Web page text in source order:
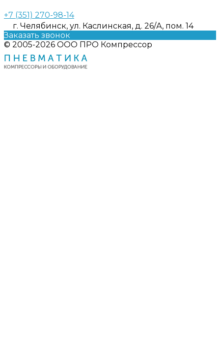
+7 (351) 270-98-14
г. Челябинск, ул. Каслинская, д. 26/А, пом. 14
Заказать звонок
© 2005-2026 ООО ПРО Компрессор